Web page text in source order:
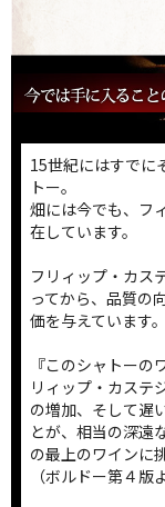
15世紀にはすでに
トー。
畑には今でも、フ
在しています。
フリィップ・カス
ってから、品質の
価を与えています。
『このシャトー
リィップ・カステ
の増加、そして遅
とが、相当の深遠
の最上のワインに
（ボルドー第４版